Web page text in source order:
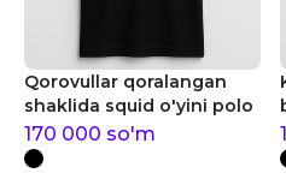
Qorovullar qoralangan
shaklida squid o'yini polo
170 000 so'm